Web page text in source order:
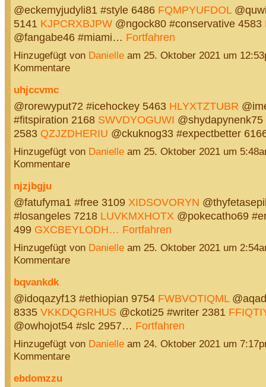
@eckemyjudyli81 #style 6486 FQMPYUFDOL
5141 KJPCRXBJPW@ngock80 #conservative 4583
@fangabe46 #miami… Fortfahren
Hinzugefügt von Danielleam 25. Oktober 2021 um
Kommentare
uhjccvmc
@rorewyput72 #icehockey 5463 HLYXTZTUBR
#fitspiration 2168 SWVDYOGUWI
2583 QZJZDHERIU @ckuknog33 #expectbetter
Hinzugefügt von Danielleam 25. Oktober 2021 um
Kommentare
njzjbgju
@fatufyma1 #free 3109 XIDSOVORYN
#losangeles 7218 LUVKMXHOTX @pokecatho69
499 GXCBEYLODH… Fortfahren
Hinzugefügt von Danielleam 25. Oktober 2021 um
Kommentare
bqvankdk
@idoqazyf13 #ethiopian 9754 FWBVOTIQML
8335 VKKDQGRHUS @ckoti25 #writer 2381
@owhojot54 #slc 2957… Fortfahren
Hinzugefügt von Danielleam 24. Oktober 2021 um
Kommentare
ebdomzzu